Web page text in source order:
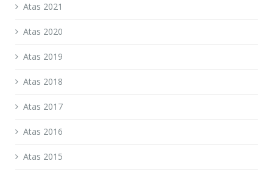
Atas 2021
Atas 2020
Atas 2019
Atas 2018
Atas 2017
Atas 2016
Atas 2015